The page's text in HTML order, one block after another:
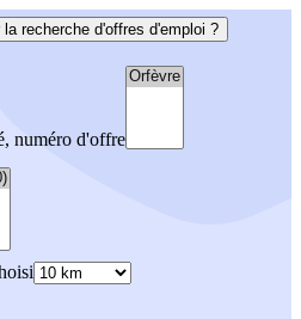
la recherche d'offres d'emploi ?
numéro d'offre